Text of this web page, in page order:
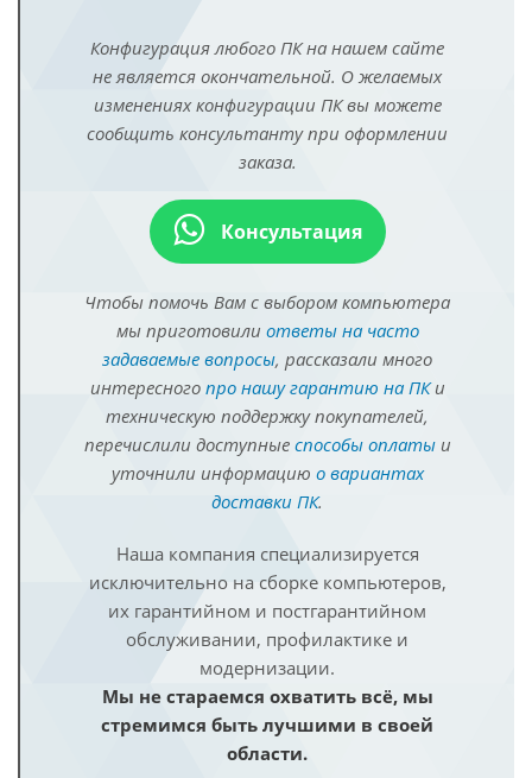
Конфигурация любого ПК на нашем сайте
не является окончательной. О желаемых
изменениях конфигурации ПК вы можете
сообщить консультанту при оформлении
заказа.
Консультация
Чтобы помочь Вам с выбором компьютера
мы приготовили ответы на часто
задаваемые вопросы, рассказали много
интересного про нашу гарантию на ПКи
техническую поддержку покупателей,
перечислили доступные способы оплатыи
уточнили информацию о вариантах
доставки ПК.
Наша компания специализируется
исключительно на сборке компьютеров,
их гарантийном и постгарантийном
обслуживании, профилактике и
модернизации.
Мы не стараемся охватить всё, мы
стремимся быть лучшими в своей
области.